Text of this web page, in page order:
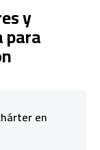
y
para
en